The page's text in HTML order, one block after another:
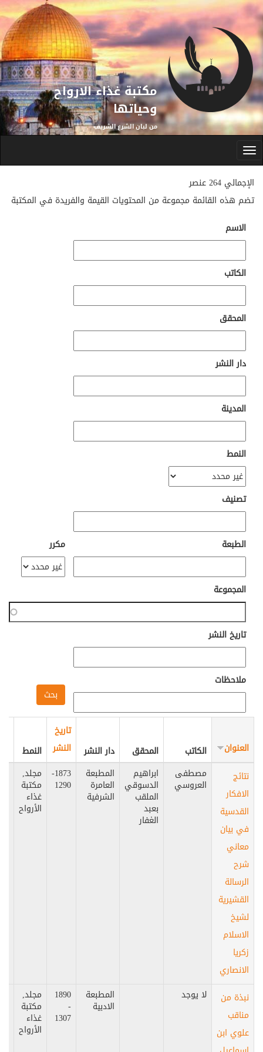
تجاوز إلى المحتوى الرئيسي
مكتبة غذاء الارواح
وحياتها
من لبان الشرع الشريف
Toggle
الإجمالي 264 عنصر
تضم هذه القائمة مجموعة من المحتويات القيمة والفريدة في المكتبة
الاسم
الكاتب
المحقق
دار النشر
المدينة
النمط
تصنيف
الطبعة مكرر
المجموعة
تاريخ النشر
ملاحظات
العنوان الكاتب المحقق دار النشر
تاريخ
النشر
النمط
نتائج
الافكار
القدسية
في بيان
معاني
شرح
الرسالة
القشيرية
لشيخ
الاسلام
زكريا
الانصاري
مصطفى
العروسي
ابراهيم
الدسوقي
الملقب
بعبد
الغفار
المطبعة
العامرة
الشرفية
1873-
1290
مجلد,
مكتبة
غذاء
الأرواح
نبذة من
مناقب
علوي ابن
لا يوجد المطبعة
الادبية
1890
-
1307
مجلد,
مكتبة
غذاء
الأرواح